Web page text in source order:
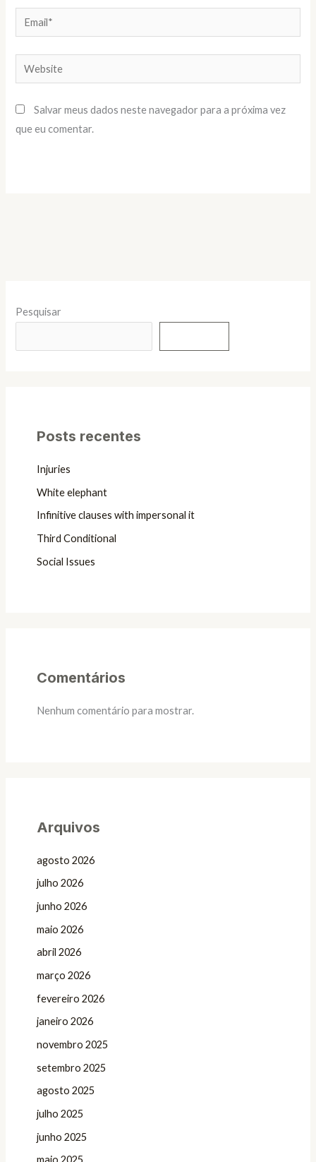
Email*
Website
Salvar meus dados neste navegador para a próxima vez
que eu comentar.
Pesquisar
Posts recentes
Injuries
White elephant
Infinitive clauses with impersonal it
Third Conditional
Social Issues
Comentários
Nenhum comentário para mostrar.
Arquivos
agosto 2026
julho 2026
junho 2026
maio 2026
abril 2026
março 2026
fevereiro 2026
janeiro 2026
novembro 2025
setembro 2025
agosto 2025
julho 2025
junho 2025